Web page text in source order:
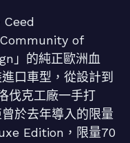
Ceed
of
」的純正歐洲血
口車型，從設計到
伐克工廠一手打
於去年導入的限量
Edition，限量70